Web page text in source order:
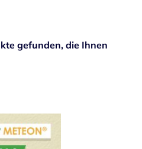
gefunden, die Ihnen